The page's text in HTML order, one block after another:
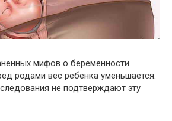
мифов о беременности
родами вес ребенка уменьшается.
не подтверждают эту